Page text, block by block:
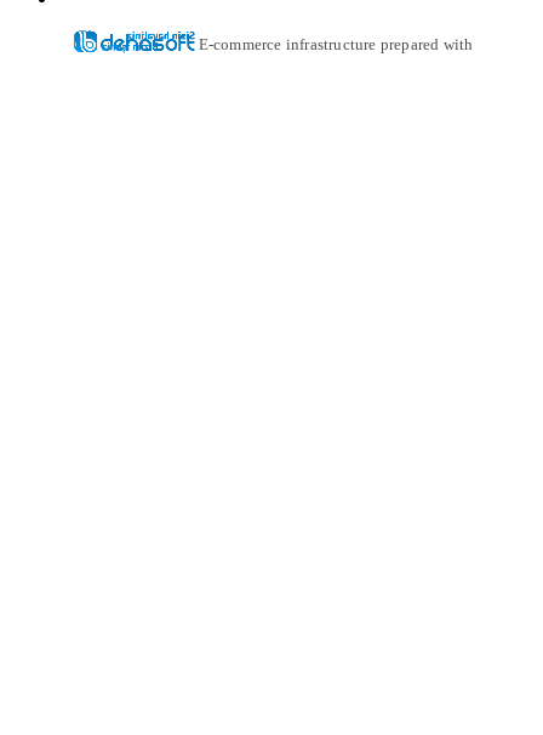
E-commerce infrastructure prepared with